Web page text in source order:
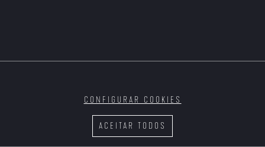
ACEITAR TODOS
CONFIGURAR COOKIES